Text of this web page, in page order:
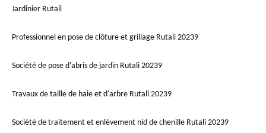
Jardinier Rutali
Professionnel en pose de clôture et grillage Rutali 20239
Société de pose d'abris de jardin Rutali 20239
Travaux de taille de haie et d'arbre Rutali 20239
Société de traitement et enlèvement nid de chenille Rutali 20239